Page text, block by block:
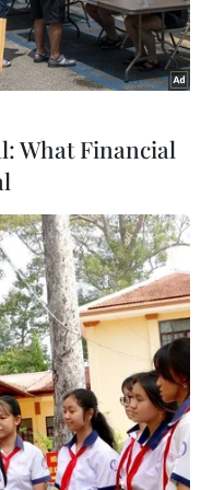
trả lời phỏng vấn
nơi ông bỏ phiếu sớm
24/10/2020. (Ảnh:
What Financial